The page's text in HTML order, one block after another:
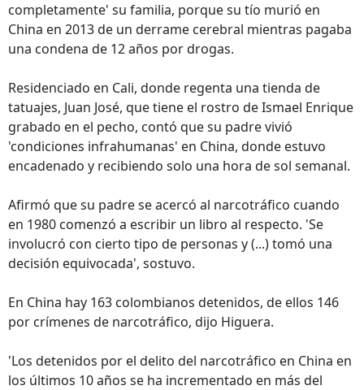
completamente' su familia, porque su tío murió en
China en 2013 de un derrame cerebral mientras pagaba
una condena de 12 años por drogas.
Residenciado en Cali, donde regenta una tienda de
tatuajes, Juan José, que tiene el rostro de Ismael Enrique
grabado en el pecho, contó que su padre vivió
'condiciones infrahumanas' en China, donde estuvo
encadenado y recibiendo solo una hora de sol semanal.
Afirmó que su padre se acercó al narcotráfico cuando
en 1980 comenzó a escribir un libro al respecto. 'Se
involucró con cierto tipo de personas y (...) tomó una
decisión equivocada', sostuvo.
En China hay 163 colombianos detenidos, de ellos 146
por crímenes de narcotráfico, dijo Higuera.
'Los detenidos por el delito del narcotráfico en China en
los últimos 10 años se ha incrementado en más del